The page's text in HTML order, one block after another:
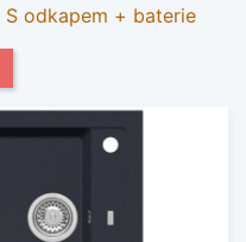
S odkapem + baterie